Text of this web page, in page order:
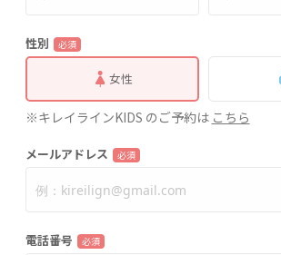
性別 必須
女性
※キレイラインKIDS のご予約は こちら
メールアドレス 必須
電話番号 必須